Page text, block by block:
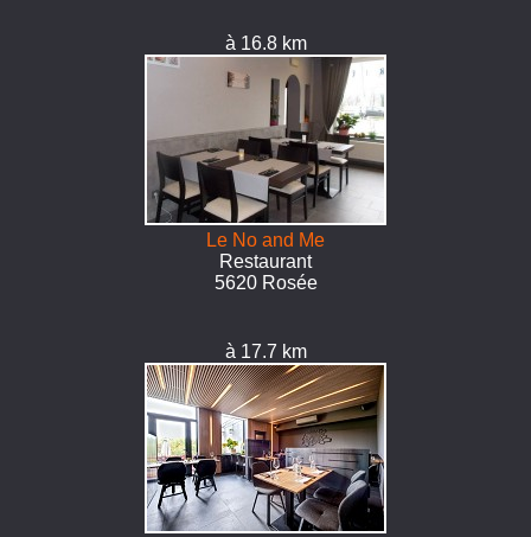
à 16.8 km
Le No and Me
Restaurant
5620 Rosée
à 17.7 km